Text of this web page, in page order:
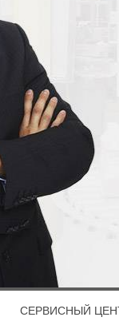
СЕРВИСНЫЙ